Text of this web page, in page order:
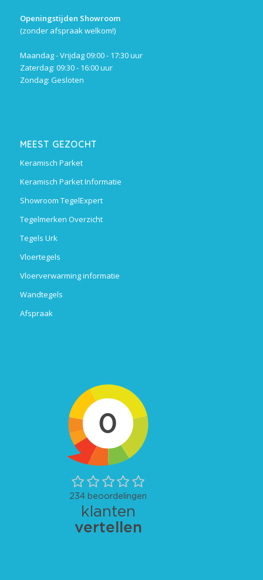
Openingstijden Showroom
(zonder afspraak welkom!)
Maandag - Vrijdag 09:00 - 17:30 uur
Zaterdag: 09:30 - 16:00 uur
Zondag: Gesloten
MEEST GEZOCHT
Keramisch Parket
Keramisch Parket Informatie
Showroom TegelExpert
Tegelmerken Overzicht
Tegels Urk
Vloertegels
Vloerverwarming informatie
Wandtegels
Afspraak